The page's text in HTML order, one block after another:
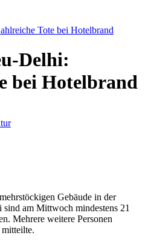
Tote bei Hotelbrand
Delhi:
bei Hotelbrand
Gebäude in der
am Mittwoch mindestens 21
Mehrere weitere Personen